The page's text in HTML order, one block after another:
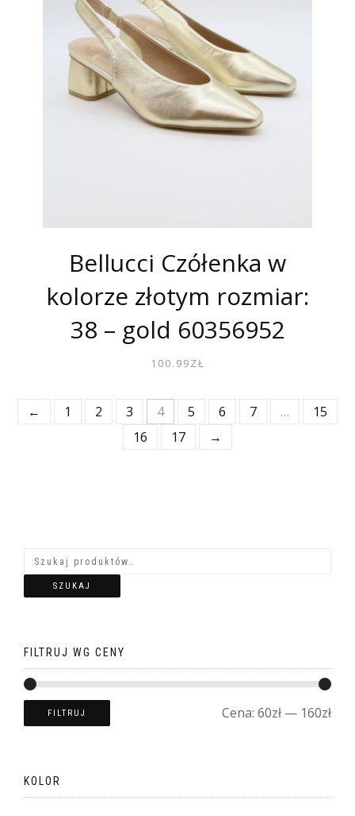
Bellucci Czółenka w
kolorze złotym rozmiar:
38 – gold 60356952
100.99ZŁ
← 1 2 3 4 5 6 7 …
15
16
17 →
SZUKAJ
FILTRUJ WG CENY
FILTRUJ Cena: 60zł — 160zł
KOLOR